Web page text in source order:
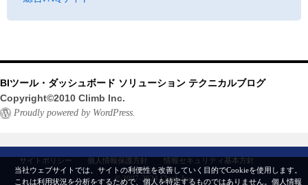
BIツール・ダッシュボード ソリューション テクニカルブログ
Copyright©2010 Climb Inc.
Proudly powered by WordPress.
サイトポリシー 個人情報保護方針 情報セキュリティ基本方針
© 2007-2024 Climb Inc.
当社ウェブサイトでは、サイトの利便性を改善していく目的でCookieを使用します。
これは利用状況を分析をするためで、個人を特定するものではありません。 個人情報